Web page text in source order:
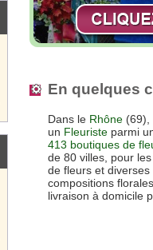
En quelques
Dans le Rhône (69),
un Fleuriste parmi
413 boutiques de
de 80 villes, pour
de fleurs et diverses
compositions
livraison à domicile